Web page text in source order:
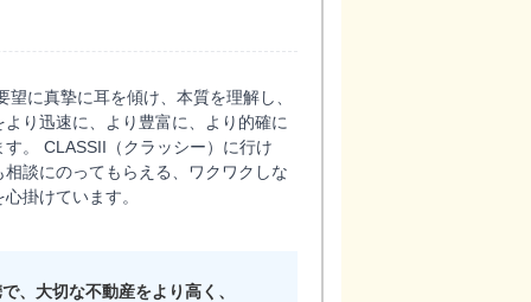
に真摯に耳を傾け、本質を理解し、
り迅速に、より豊富に、より的確に
。 CLASSII（クラッシー）に行け
談にのってもらえる、ワクワクしな
掛けています。
、大切な不動産をより高く、